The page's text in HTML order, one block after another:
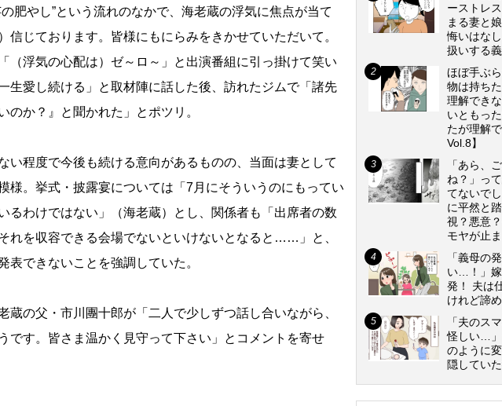
肥やし”という流れのなかで、海老蔵の浮気に焦点が当て
信じております。皆様にもにらみをきかせていただいて。
（浮気の心配は）ゼ～ロ～」と出演番組に引っ掛けて笑い
生愛し続ける」と取材陣に話した後、訪れたジムで「諸先
のか？』と聞かれた」とポツリ。
程度で今後も続ける意向があるものの、当面は妻として
様。挙式・披露宴については「7月にそういうのにもってい
るわけではない」（海老蔵）とし、関係者も「出席者の数
れを収容できる会場でないといけないとなると……」と、
表できないことを強調していた。
の父・市川團十郎が「二人で少しずつ話し合いながら、
です。皆さま温かく見守って下さい」とコメントを寄せ
ーストレ
まる妻と
悔いはな
扱いする義
ほぼ手ぶ
物は持ち
理解でき
いともっ
たが理解
Vol.8】
「あら、
ね？」っ
てないで
に平然と
視？悪意
モヤが止
「義母の
い…！」
発！ 夫は
けれど諦
「夫のス
怪しい…」
のように
隠してい